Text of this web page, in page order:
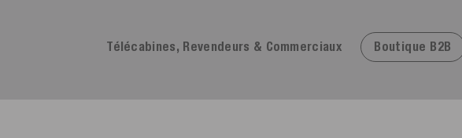
Télécabines, Revendeurs & Commerciaux Boutique B2B